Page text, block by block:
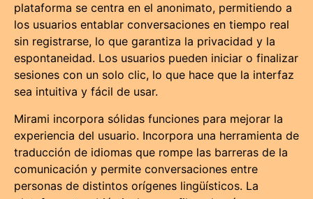
plataforma se centra en el anonimato, permitiendo a
los usuarios entablar conversaciones en tiempo real
sin registrarse, lo que garantiza la privacidad y la
espontaneidad. Los usuarios pueden iniciar o finalizar
sesiones con un solo clic, lo que hace que la interfaz
sea intuitiva y fácil de usar.
Mirami incorpora sólidas funciones para mejorar la
experiencia del usuario. Incorpora una herramienta de
traducción de idiomas que rompe las barreras de la
comunicación y permite conversaciones entre
personas de distintos orígenes lingüísticos. La